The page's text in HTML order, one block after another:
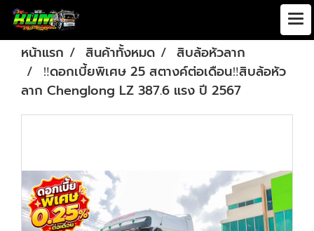
หน้าแรก สินค้าทั้งหมด
สิบล้อหัวลาก
‼️ดอกเบี้ยพิเศษ 25 สตางค์ต่อเดือน‼️สิบล้อหัว
ลาก Chenglong LZ 387.6 แรง ปี 2567